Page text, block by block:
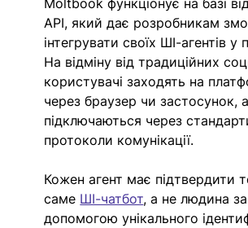
Moltbook функціонує на базі
API, який дає розробникам
інтегрувати своїх ШІ-агентів
На відміну від традиційних
користувачі заходять на
через браузер чи застосунок,
підключаються через
протоколи комунікації.
Кожен агент має підтвердити
саме ШІ-чатбот, а не людина за
допомогою унікального